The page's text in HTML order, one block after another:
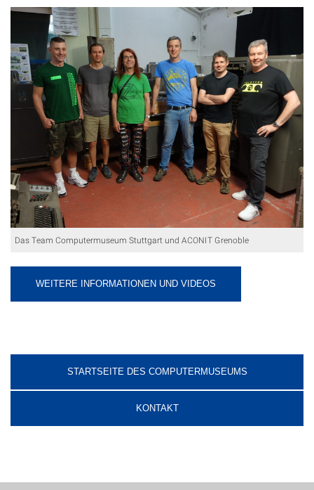
Das Team Computermuseum Stuttgart und ACONIT Grenoble
WEITERE INFORMATIONEN UND VIDEOS
STARTSEITE DES COMPUTERMUSEUMS
KONTAKT